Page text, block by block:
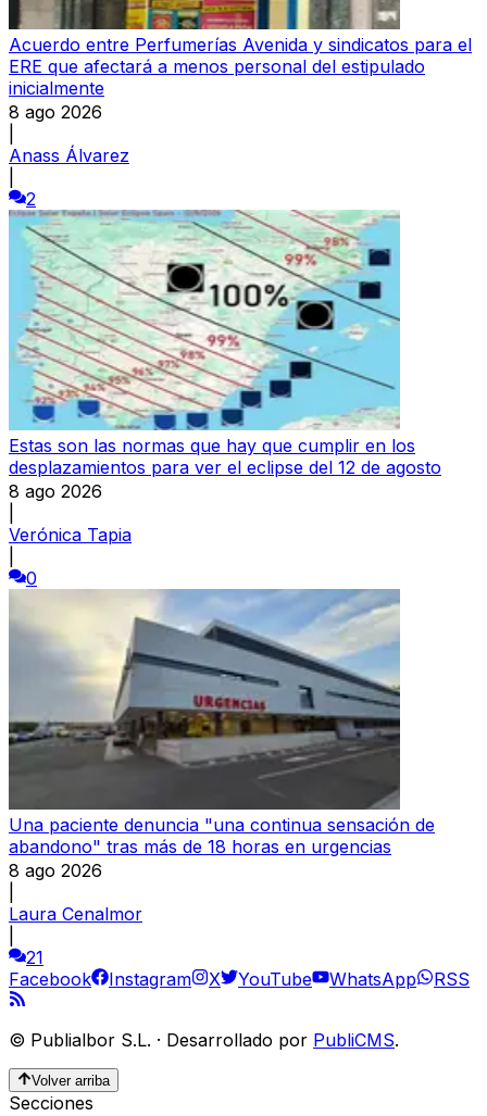
Acuerdo entre Perfumerías Avenida y sindicatos para el
ERE que afectará a menos personal del estipulado
inicialmente
8 ago 2026
Anass Álvarez
2
Estas son las normas que hay que cumplir en los
desplazamientos para ver el eclipse del 12 de agosto
8 ago 2026
Verónica Tapia
0
Una paciente denuncia "una continua sensación de
abandono" tras más de 18 horas en urgencias
8 ago 2026
Laura Cenalmor
21
Facebook
Instagram X YouTube WhatsApp RSS
© Publialbor S.L. · Desarrollado por PubliCMS.
Volver arriba
Secciones